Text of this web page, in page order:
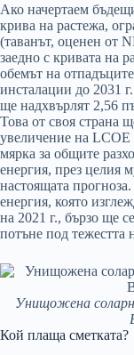
Ако начертаем
крива на растежа,
(таванът, оценен от
заедно с кривата на
обемът на
инсталации до 2031
ще надхвърлят 2,56
Това от своя страна
увеличение на LCOE
мярка за общите
енергия, през целия
настоящата
енергия, която
на 2021 г., бързо ще
потъне под тежестта
Унищожена
Кой плаща сметката?